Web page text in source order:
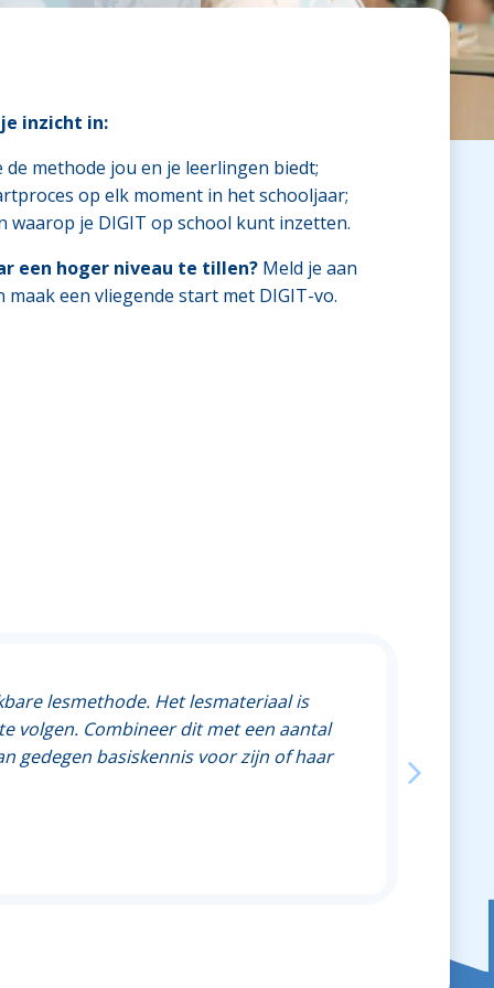
inzicht in:
methode jou en je leerlingen biedt;
op elk moment in het schooljaar;
waarop je DIGIT op school kunt inzetten.
een hoger niveau te tillen? Meld je aan
een vliegende start met DIGIT-vo.
te maken! Ik heb deze met de
lesmethode. Het lesmateriaal is
volgen. Combineer dit met een aantal
gedegen basiskennis voor zijn of haar
zelfstandig aan hun digitale
om samen met DIGIT onze Digiskills
op ons werk".
gedane werk en een stimulans om zo